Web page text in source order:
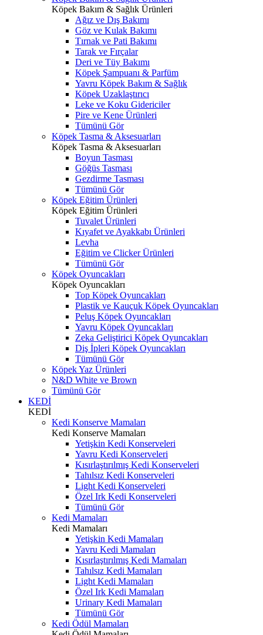
Köpek Bakım & Sağlık Ürünleri
Ağız ve Dış Bakımı
Göz ve Kulak Bakımı
Tırnak ve Pati Bakımı
Tarak ve Fırçalar
Deri ve Tüy Bakımı
Köpek Şampuanı & Parfüm
Yavru Köpek Bakım & Sağlık
Köpek Uzaklaştırıcı
Leke ve Koku Gidericiler
Pire ve Kene Ürünleri
Tümünü Gör
Köpek Tasma & Aksesuarları
Köpek Tasma & Aksesuarları
Boyun Tasması
Göğüs Tasması
Gezdirme Tasması
Tümünü Gör
Köpek Eğitim Ürünleri
Köpek Eğitim Ürünleri
Tuvalet Ürünleri
Kıyafet ve Ayakkabı Ürünleri
Levha
Eğitim ve Clicker Ürünleri
Tümünü Gör
Köpek Oyuncakları
Köpek Oyuncakları
Top Köpek Oyuncakları
Plastik ve Kauçuk Köpek Oyuncakları
Peluş Köpek Oyuncakları
Yavru Köpek Oyuncakları
Zeka Geliştirici Köpek Oyuncakları
Diş İpleri Köpek Oyuncakları
Tümünü Gör
Köpek Yaz Ürünleri
N&D White ve Brown
Tümünü Gör
KEDİ
KEDİ
Kedi Konserve Mamaları
Kedi Konserve Mamaları
Yetişkin Kedi Konserveleri
Yavru Kedi Konserveleri
Kısırlaştırılmış Kedi Konserveleri
Tahılsız Kedi Konserveleri
Light Kedi Konserveleri
Özel Irk Kedi Konserveleri
Tümünü Gör
Kedi Mamaları
Kedi Mamaları
Yetişkin Kedi Mamaları
Yavru Kedi Mamaları
Kısırlaştırılmış Kedi Mamaları
Tahılsız Kedi Mamaları
Light Kedi Mamaları
Özel Irk Kedi Mamaları
Urinary Kedi Mamaları
Tümünü Gör
Kedi Ödül Mamaları